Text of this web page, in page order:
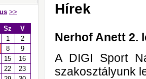
>>
Sz
V
1
2
8
9
15
16
22
23
Hírek
Nerhof Anett 2.
A DIGI Sport
szakosztályunk